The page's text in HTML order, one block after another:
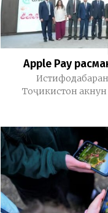
Apple Pay
Тоҷикистон акнун